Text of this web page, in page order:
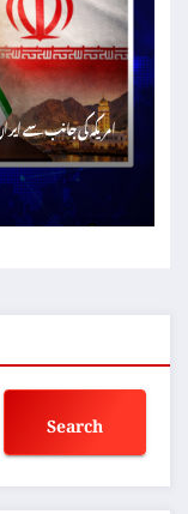
امریکہ کی جانب سے
Search